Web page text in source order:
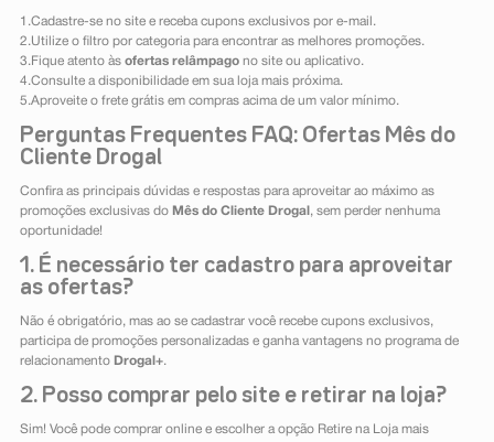
1.Cadastre-se no site e receba cupons exclusivos por e-mail.
2.Utilize o filtro por categoria para encontrar as melhores promoções.
3.Fique atento às ofertas relâmpagono site ou aplicativo.
4.Consulte a disponibilidade em sua loja mais próxima.
5.Aproveite o frete grátis em compras acima de um valor mínimo.
Perguntas Frequentes FAQ: Ofertas Mês do
Cliente Drogal
Confira as principais dúvidas e respostas para aproveitar ao máximo as
promoções exclusivas do Mês do Cliente Drogal , sem perder nenhuma
oportunidade!
1. É necessário ter cadastro para aproveitar
as ofertas?
Não é obrigatório, mas ao se cadastrar você recebe cupons exclusivos,
participa de promoções personalizadas e ganha vantagens no programa de
relacionamento Drogal+.
2. Posso comprar pelo site e retirar na loja?
Sim! Você pode comprar online e escolher a opção Retire na Loja mais